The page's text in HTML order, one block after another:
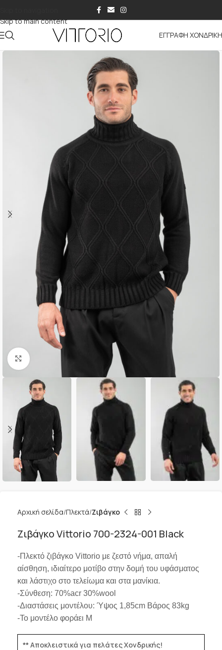
Skip to main content
ΕΓΓΡΑΦΗ
Κλικ για μεγέθυνση
Αρχική σελίδα Πλεκτά Ζιβάγκο
Ζιβάγκο Vittorio 700-2324-001 Black
-Πλεκτό ζιβάγκο Vittorio με ζεστό νήμα, απαλή
αίσθηση, ιδιαίτερο μοτίβο στην δομή του υφάσματος
και λάστιχο στο τελείωμα και στα μανίκια.
-Σύνθεση: 70%acr 30%wool
-Διαστάσεις μοντέλου: Ύψος 1,85cm Βάρος 83kg
-Το μοντέλο φοράει M
** Αποκλειστικά για πελάτες Χονδρικής!